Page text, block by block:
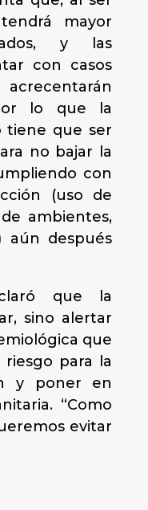
mayor
y las
con casos
lo que la
tiene que ser
no bajar la
con
(uso de
ambientes,
aún después
que la
sino alertar
que
para la
y poner en
“Como
evitar